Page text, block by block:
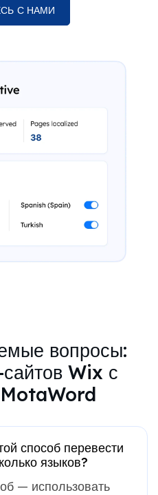
С НАМИ
вопросы:
Wix с
способ перевести
языков?
— использовать